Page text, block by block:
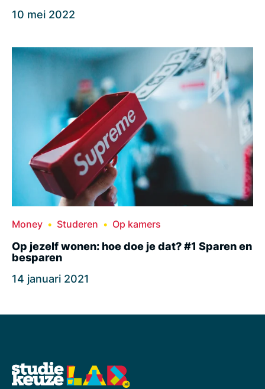
10 mei 2022
Money Studeren Op kamers
Op jezelf wonen: hoe doe je dat? #1 Sparen en
besparen
14 januari 2021